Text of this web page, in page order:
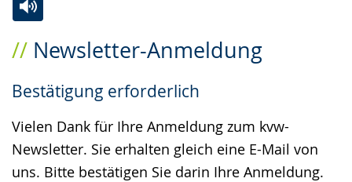
Newsletter-Anmeldung
Bestätigung erforderlich
Vielen Dank für Ihre Anmeldung zum kvw-
Newsletter. Sie erhalten gleich eine E-Mail von
uns. Bitte bestätigen Sie darin Ihre Anmeldung.
Leichten
wechseln.
Audio-
Video
Deutscher
Gebärdensprache
wird
angezeigt.